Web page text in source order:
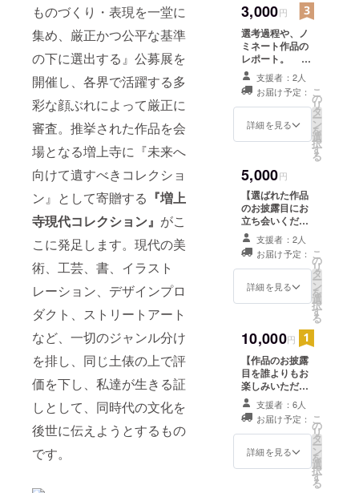
ものづくり・表現を一堂に
集め、厳正かつ公平な基準
の下に選出する』公募展を
開催し、各界で活躍する多
彩な顔ぶれによって厳正に
審査。推挙された作品を会
場となる増上寺に『未来へ
向けて遺すべきコレクショ
ン』として寄贈する 『増上
寺現代コレクション』 がこ
こに発足します。現代の美
術、工芸、書、イラスト
レーション、デザインプロ
ダクト、ストリートアート
など、一切のジャンル分け
を排し、同じ土俵の上で評
価を下し、私達が生きる証
しとして、同時代の文化を
後世に伝えようとするもの
です。
年数回の開
催を目指
し、ものづ
くりを通じ
た賑わい・
経済・交流
の創出と、
今の時代の
としての
「増上寺現
代コレク
ション」を
長く継続的
に発展させ
ていくこと
を目指す。
3,000円
選考過程や、ノ
ミネート作品の
レポート。 ※
メールにてお送
りさせていただ
きます。
支援者：2人
お届け予定：
詳細を見る
こ
の
リ
タ
ー
ン
を
選
択
す
る
5,000円
【選ばれた作品
のお披露目にお
立ち会いくださ
い】 ・選出され
た作品のお披露
目会にご招待い
たします。 ※
来年１月に増上
レポート。 ※
メールにてお送
りさせていただ
きます。
支援者：2人
お届け予定：
詳細を見る
こ
の
リ
タ
ー
ン
を
選
択
す
る
10,000円
【作品のお披露
目を誰よりもお
楽しみいただけ
ます】 ・選出さ
れた作品のお披
露目会にご招待
いたします。
※来年１月に増上
支援者：6人
お届け予定：
詳細を見る
こ
の
リ
タ
ー
ン
を
選
択
す
る